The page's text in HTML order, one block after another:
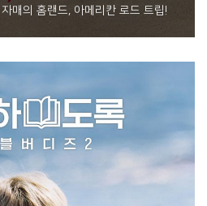
매의 홈랜드, 아메리칸 로드 트립!